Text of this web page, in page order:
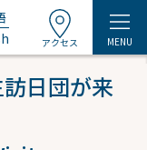
アクセス MENU
日団が来